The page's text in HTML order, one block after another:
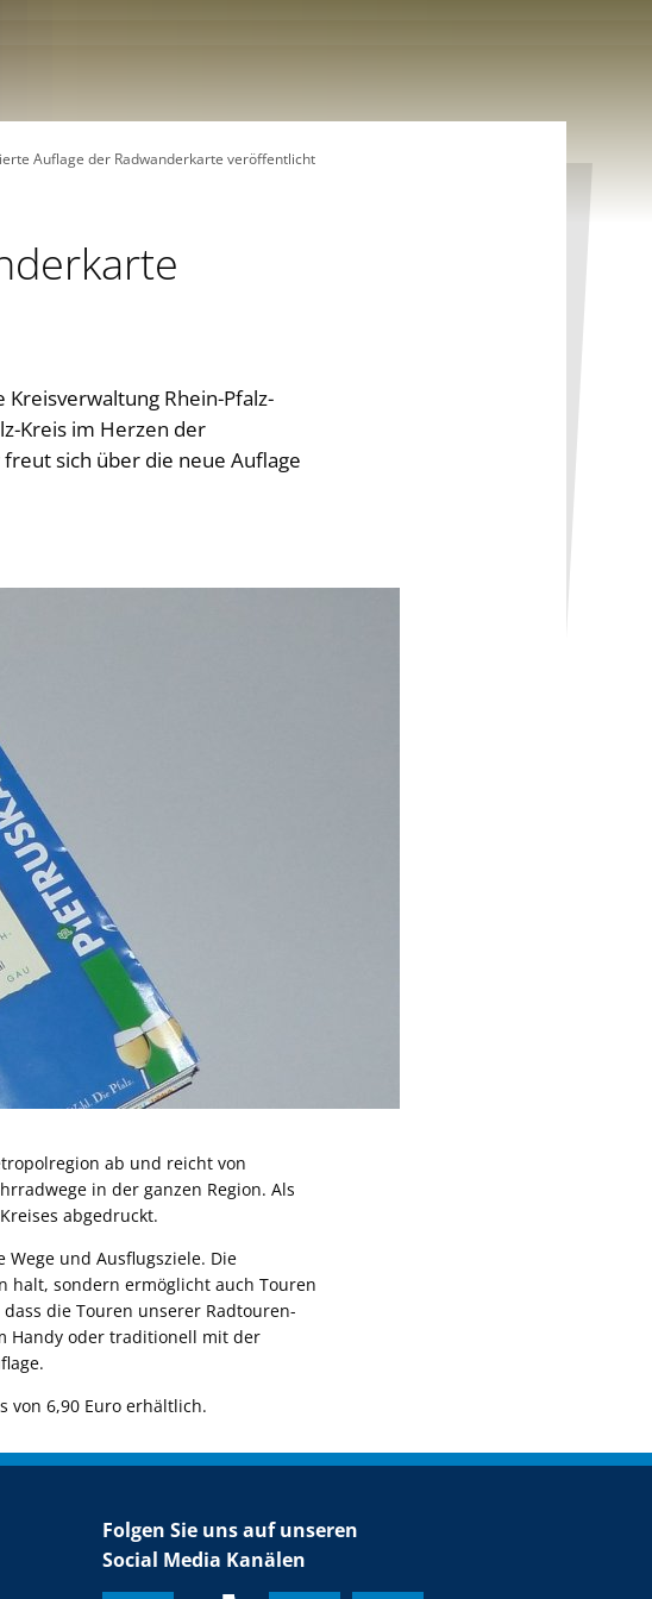
Auflage der Radwanderkarte veröffentlicht
Rhein-Pfalz-
Kreis im Herzen der
sich über die neue Auflage
ab und reicht von
in der ganzen Region. Als
abgedruckt.
und Ausflugsziele. Die
halt, sondern ermöglicht auch Touren
die Touren unserer Radtouren-
Handy oder traditionell mit der
von 6,90 Euro erhältlich.
Folgen Sie uns auf unseren
Social Media Kanälen